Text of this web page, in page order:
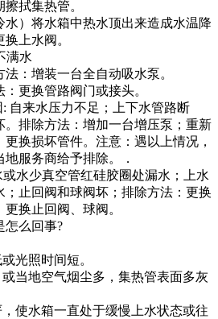
拭集热管。
水）将水箱中热水顶出来造成水温降
上水阀。
满水
：增装一台全自动吸水泵。
：更换管路阀门或接头。
自来水压力不足；上下水管路断
。排除方法：增加一台增压泵；重新
换损坏管件。注意：遇以上情况，
服务商给予排除。．
水少真空管红硅胶圈处漏水；上水
止回阀和球阀坏；排除方法：更换
换止回阀、球阀。
怎么回事?
光照时间短。
当地空气烟尘多，集热管表面多灰
使水箱一直处于缓慢上水状态或往